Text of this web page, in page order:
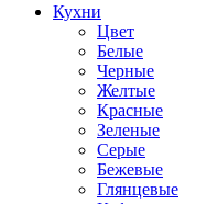
Кухни
Цвет
Белые
Черные
Желтые
Красные
Зеленые
Серые
Бежевые
Глянцевые